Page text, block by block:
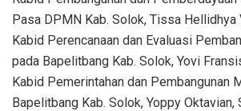
Pasa DPMN Kab. Solok, Tissa
Kabid Perencanaan dan Evaluasi
pada Bapelitbang Kab. Solok, Yovi
Kabid Pemerintahan dan Pembangunan
Bapelitbang Kab. Solok, Yoppy Oktavian,